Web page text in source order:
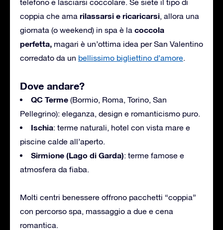
telefono e lasciarsi coccolare. Se siete il tipo di
coppia che ama rilassarsi e ricaricarsi, allora una
giornata (o weekend) in spa è la coccola
perfetta, magari è un’ottima idea per San Valentino
corredato da un bellissimo bigliettino d’amore.
Dove andare?
QC Terme (Bormio, Roma, Torino, San
Pellegrino): eleganza, design e romanticismo puro.
Ischia: terme naturali, hotel con vista mare e
piscine calde all’aperto.
Sirmione (Lago di Garda): terme famose e
atmosfera da fiaba.
Molti centri benessere offrono pacchetti “coppia”
con percorso spa, massaggio a due e cena
romantica.